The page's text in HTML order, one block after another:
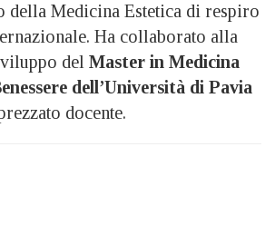
della Medicina Estetica di respiro
Ha collaborato alla
del Master in Medicina
dell’Università di Pavia
docente.